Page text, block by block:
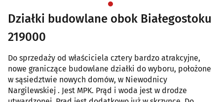
Działki budowlane obok Białegostoku
219000
Do sprzedaży od właściciela cztery bardzo atrakcyjne,
nowe graniczące budowlane działki do wyboru, położone
w sąsiedztwie nowych domów, w Niewodnicy
Nargilewskiej . Jest MPK. Prąd i woda jest w drodze